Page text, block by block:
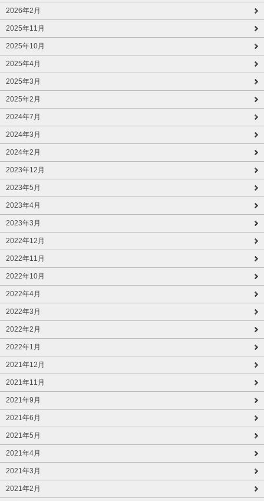
2026年2月
2025年11月
2025年10月
2025年4月
2025年3月
2025年2月
2024年7月
2024年3月
2024年2月
2023年12月
2023年5月
2023年4月
2023年3月
2022年12月
2022年11月
2022年10月
2022年4月
2022年3月
2022年2月
2022年1月
2021年12月
2021年11月
2021年9月
2021年6月
2021年5月
2021年4月
2021年3月
2021年2月